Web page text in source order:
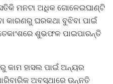
ମନଟା ଅଧିକ ଗୋଳେଇଘାଣ୍ଟି
କାରଣରୁ ଘରକଥା ବୁଝିବା ପାଇଁ
ଶୁଭଫଳ ପାଇପାରନ୍ତି
କାମ ହାସଲ ପାଇଁ ଅନ୍ୟର
ଅବସ୍ଥାରେ ଉନ୍ନତି